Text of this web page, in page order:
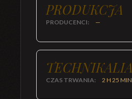
PRODUKCJA
PRODUCENCI: —
TECHNIKALIA
CZAS TRWANIA: 2 H 25 MIN